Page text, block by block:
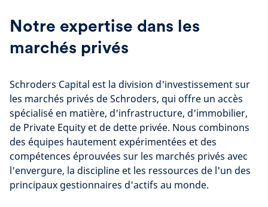
Notre expertise dans les
marchés privés
Schroders Capital est la division d'investissement sur
les marchés privés de Schroders, qui offre un accès
spécialisé en matière, d'infrastructure, d'immobilier,
de Private Equity et de dette privée. Nous combinons
des équipes hautement expérimentées et des
compétences éprouvées sur les marchés privés avec
l'envergure, la discipline et les ressources de l'un des
principaux gestionnaires d'actifs au monde.